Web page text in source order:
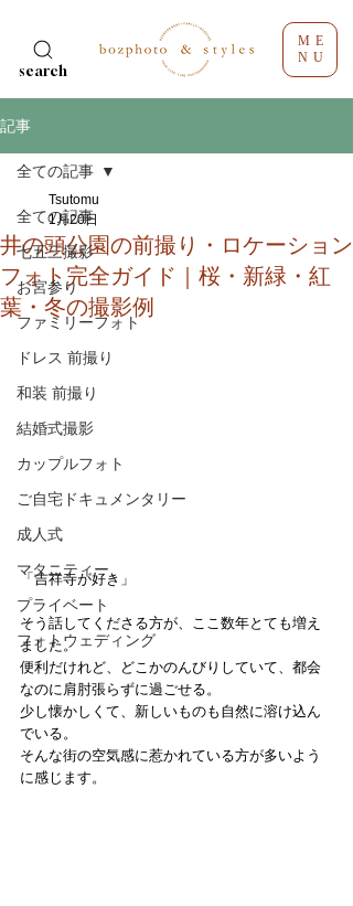
search
ME
NU
記事
全ての記事
七五三撮影
お宮参り
ファミリーフォト
ドレス 前撮り
和装 前撮り
結婚式撮影
カップルフォト
ご自宅ドキュメンタリー
成人式
マタニティー
プライベート
フォトウェディング
全ての記事
井の頭公園の前撮り・ロケーション
フォト完全ガイド｜桜・新緑・紅
葉・冬の撮影例
Tsutomu
1月20日
「吉祥寺が好き」
そう話してくださる方が、ここ数年とても増え
ました。
便利だけれど、どこかのんびりしていて、都会
なのに肩肘張らずに過ごせる。
少し懐かしくて、新しいものも自然に溶け込ん
でいる。
そんな街の空気感に惹かれている方が多いよう
に感じます。